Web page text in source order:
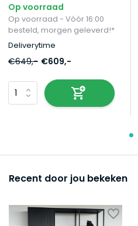
Op voorraad
Op voorraad - Vóór 16:00
besteld, morgen geleverd!*
Deliverytime
€649,- €609,-
Recent door jou bekeken